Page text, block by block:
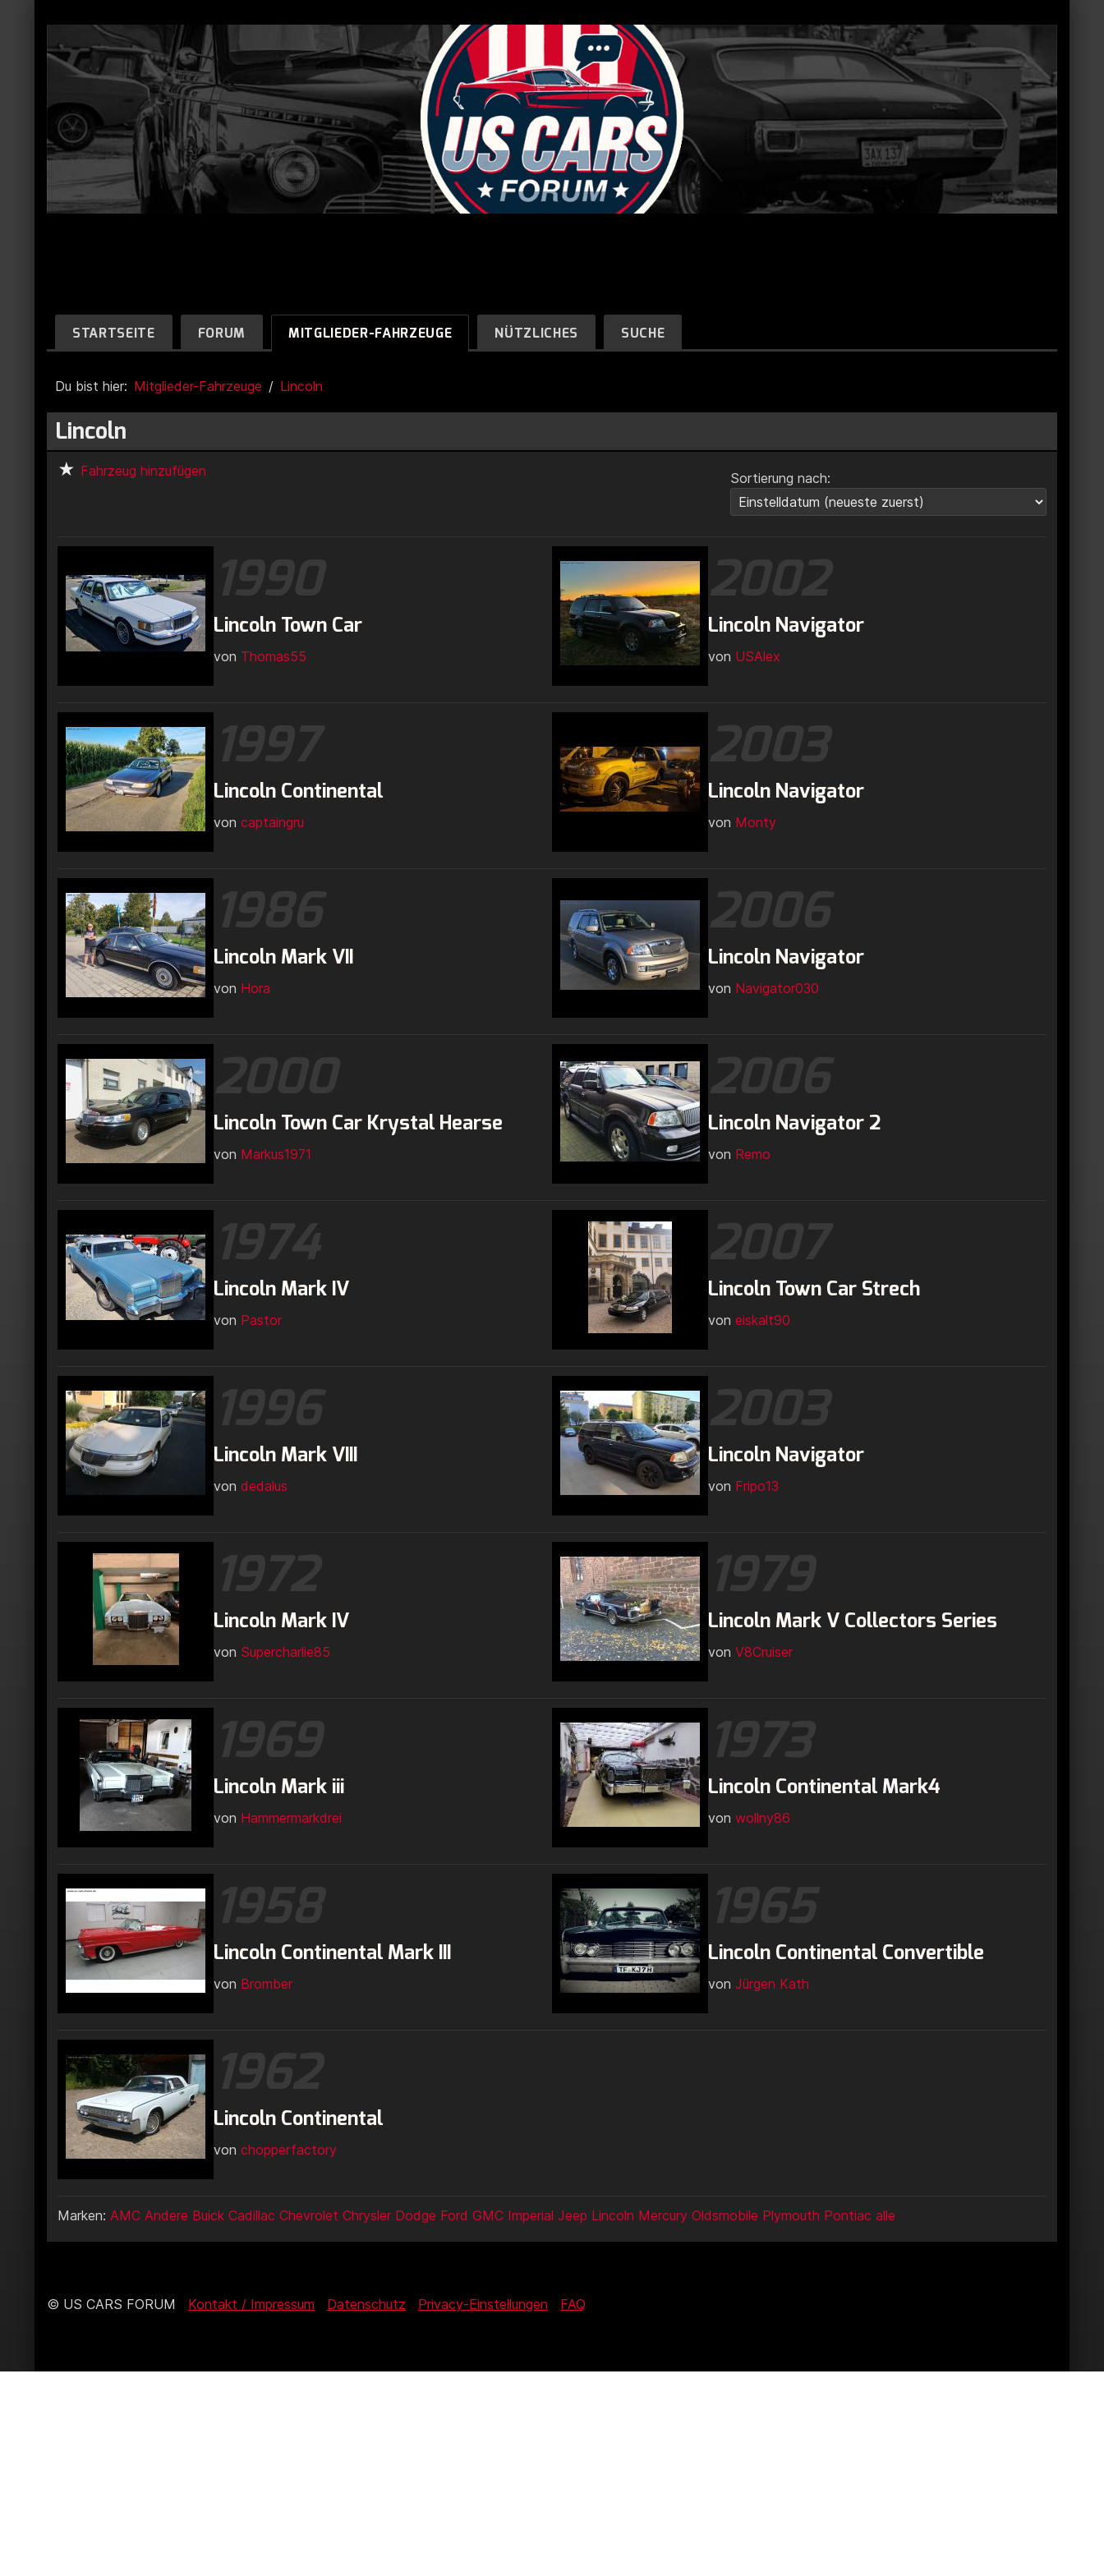
STARTSEITE FORUM MITGLIEDER-FAHRZEUGE NÜTZLICHES SUCHE
Du bist hier: Mitglieder-Fahrzeuge Lincoln
Lincoln
Sortierung nach:
Fahrzeug hinzufügen
1990
Lincoln Town Car
von Thomas55
2002
Lincoln Navigator
von USAlex
1997
Lincoln Continental
von captaingru
2003
Lincoln Navigator
von Monty
1986
Lincoln Mark VII
von Hora
2006
Lincoln Navigator
von Navigator030
2000
Lincoln Town Car Krystal Hearse
von Markus1971
2006
Lincoln Navigator 2
von Remo
1974
Lincoln Mark IV
von Pastor
2007
Lincoln Town Car Strech
von eiskalt90
1996
Lincoln Mark VIII
von dedalus
2003
Lincoln Navigator
von Fripo13
1972
Lincoln Mark IV
von Supercharlie85
1979
Lincoln Mark V Collectors Series
von V8Cruiser
1969
Lincoln Mark iii
von Hammermarkdrei
1973
Lincoln Continental Mark4
von wollny86
1958
Lincoln Continental Mark III
von Bromber
1965
Lincoln Continental Convertible
von Jürgen Kath
1962
Lincoln Continental
von chopperfactory
Marken: AMC Andere Buick Cadillac Chevrolet Chrysler Dodge Ford GMC Imperial Jeep Lincoln Mercury Oldsmobile Plymouth Pontiac alle
© US CARS FORUM Kontakt / Impressum Datenschutz Privacy-Einstellungen FAQ